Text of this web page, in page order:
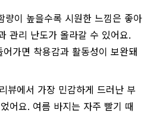
량이 높을수록 시원한 느낌은 좋아
관리 난도가 올라갈 수 있어요.
가면 착용감과 활동성이 보완돼
뷰에서 가장 민감하게 드러난 부
어요. 여름 바지는 자주 빨기 때